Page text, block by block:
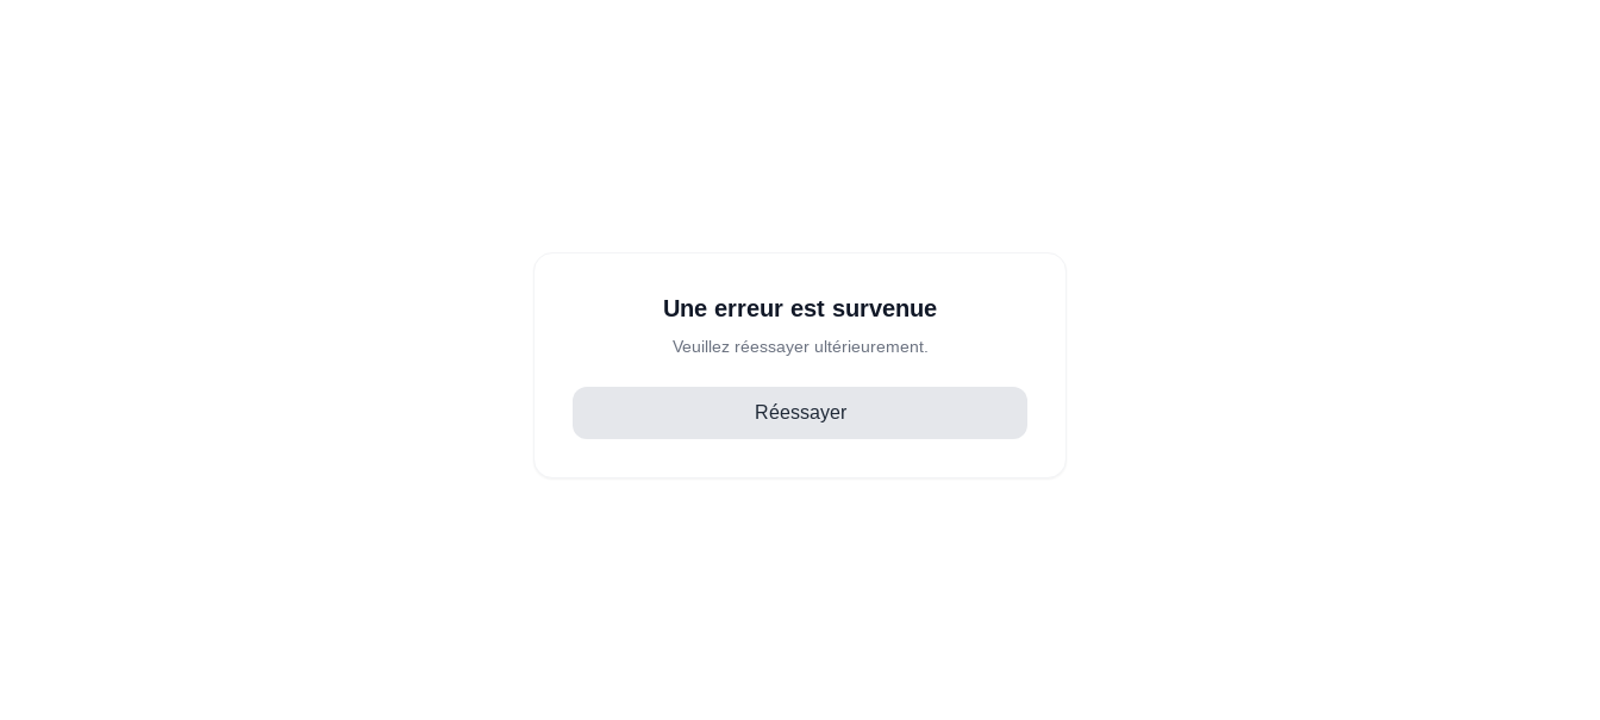
Une erreur est survenue
Veuillez réessayer ultérieurement.
Réessayer